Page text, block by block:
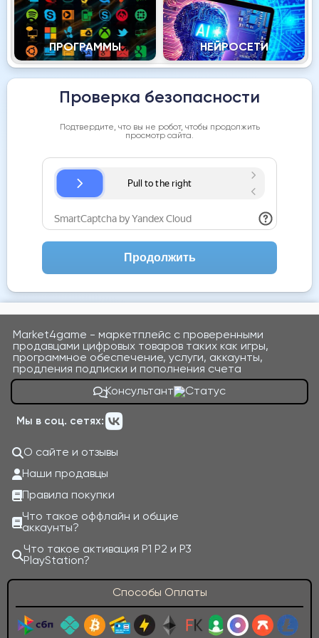
ПРОГРАММЫ НЕЙРОСЕТИ
Проверка безопасности
Подтвердите, что вы не робот, чтобы продолжить
просмотр сайта.
Продолжить
Market4game - маркетплейс с проверенными
продавцами цифровых товаров таких как игры,
программное обеспечение, услуги, аккаунты,
продления подписки и пополнения счета
Консультант
Мы в соц. сетях:
О сайте и отзывы
Наши продавцы
Правила покупки
Что такое оффлайн и общие
аккаунты?
Что такое активация P1 P2 и P3
PlayStation?
Способы Оплаты